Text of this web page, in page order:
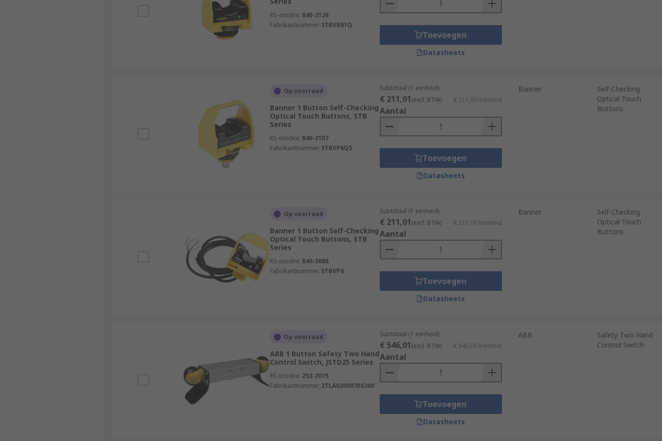
RS-stocknr. 840-3126
Fabrikantnummer STBVR81Q
Toevoegen
Datasheets
Op voorraad
Banner 1 Button Self-Checking
Optical Touch Buttons, STB
Series
RS-stocknr. 840-3107
Fabrikantnummer STBVP6Q5
Subtotaal (1 eenheid)
€ 211,01(excl. BTW) € 211,01/eenheid
Aantal
Toevoegen
Datasheets
Banner
Self-Checking
Optical Touch
Buttons
Op voorraad
Banner 1 Button Self-Checking
Optical Touch Buttons, STB
Series
RS-stocknr. 840-3088
Fabrikantnummer STBVP6
Subtotaal (1 eenheid)
€ 211,01(excl. BTW) € 211,01/eenheid
Aantal
Toevoegen
Datasheets
Banner
Self-Checking
Optical Touch
Buttons
Op voorraad
ABB 1 Button Safety Two Hand
Control Switch, JSTD25 Series
RS-stocknr. 253-2075
Fabrikantnummer 2TLA020007R6300
Subtotaal (1 eenheid)
€ 546,01(excl. BTW) € 546,01/eenheid
Aantal
Toevoegen
Datasheets
ABB
Safety Two Hand
Control Switch